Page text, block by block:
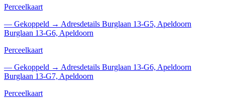
Perceelkaart
— Gekoppeld → Adresdetails Burglaan 13-G5, Apeldoorn
Burglaan 13-G6, Apeldoorn
Perceelkaart
— Gekoppeld → Adresdetails Burglaan 13-G6, Apeldoorn
Burglaan 13-G7, Apeldoorn
Perceelkaart